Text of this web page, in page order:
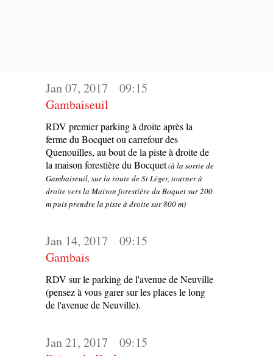
Jan 07, 2017
09:15
Gambaiseuil
RDV premier parking à droite après la
ferme du Bocquet ou carrefour des
Quenouilles, au bout de la piste à droite de
la maison forestière du Bocquet(à la sortie de
Gambaiseuil, sur la route de St Léger, tourner à
droite vers la Maison forestière du Boquet sur 200
m puis prendre la piste à droite sur 800 m)
Jan 14, 2017
09:15
Gambais
RDV sur le parking de l'avenue de Neuville
(pensez à vous garer sur les places le long
de l'avenue de Neuville).
Jan 21, 2017
09:15